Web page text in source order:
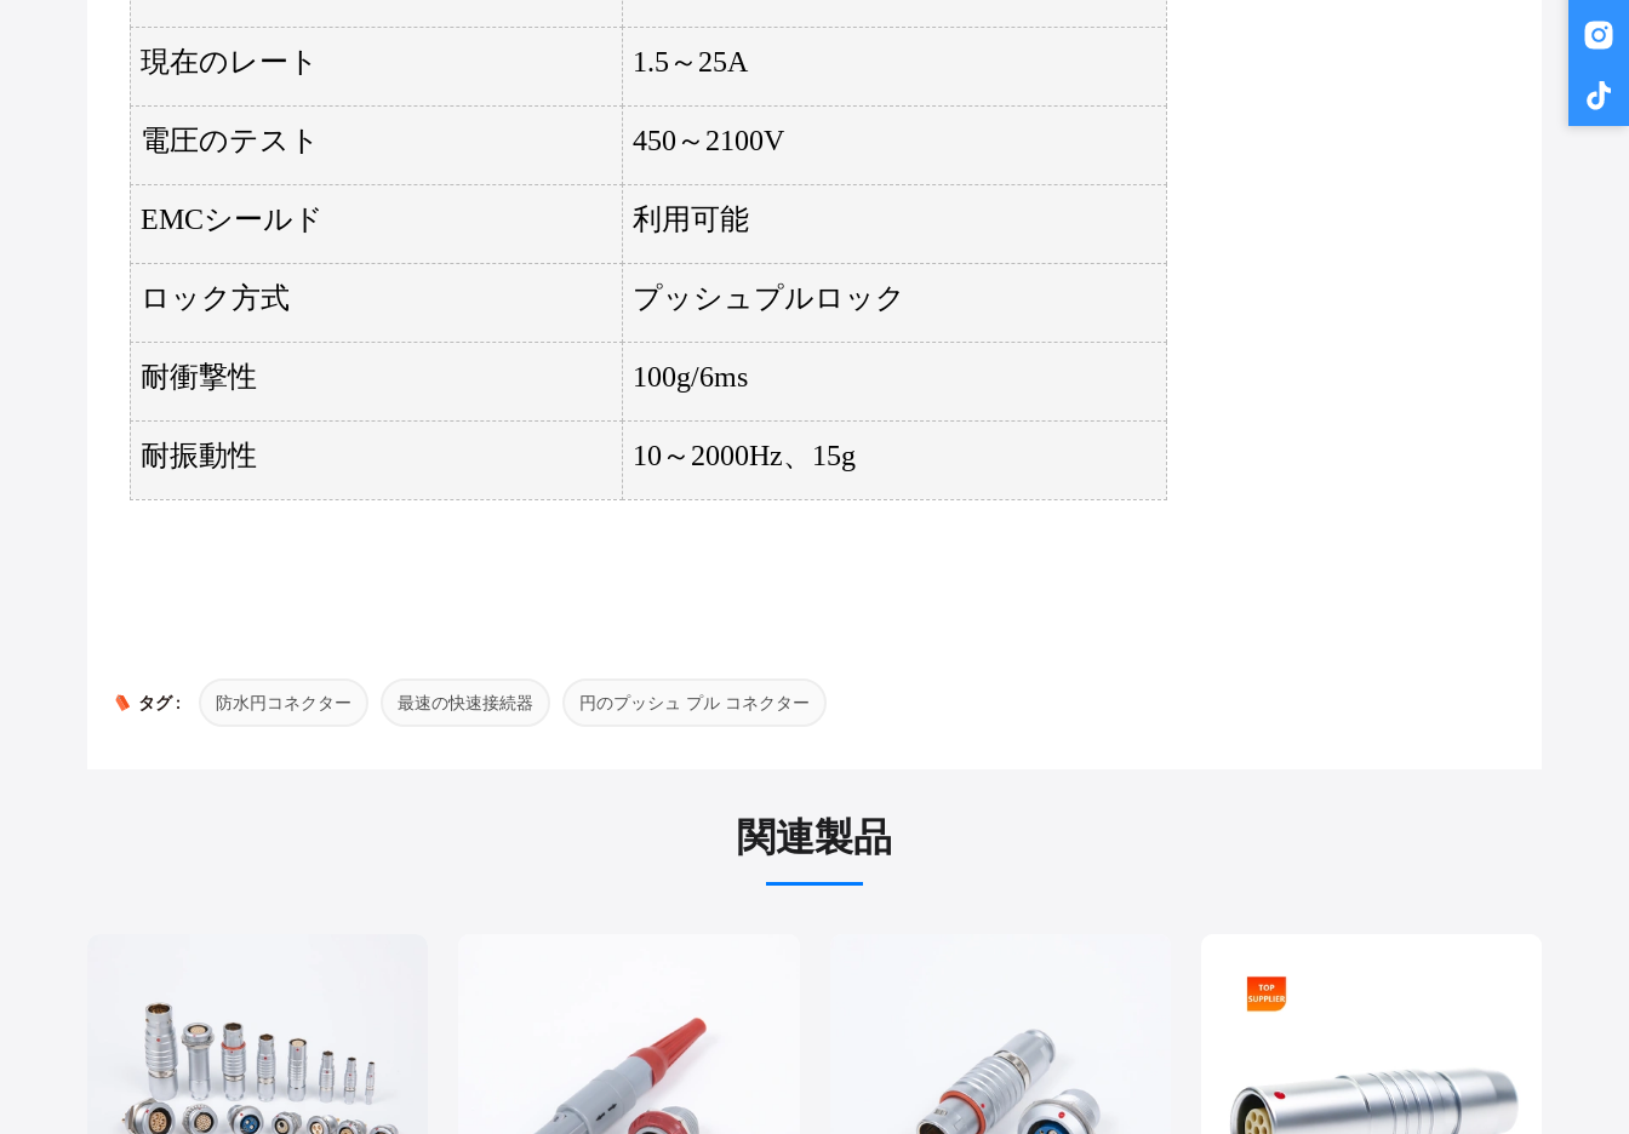
現在のレート 1.5～25A
電圧のテスト 450～2100V
EMCシールド 利用可能
ロック方式 プッシュプルロック
耐衝撃性 100g/6ms
耐振動性 10～2000Hz、15g
タグ : 防水円コネクター 最速の快速接続器 円のプッシュ プル コネクター
関連製品